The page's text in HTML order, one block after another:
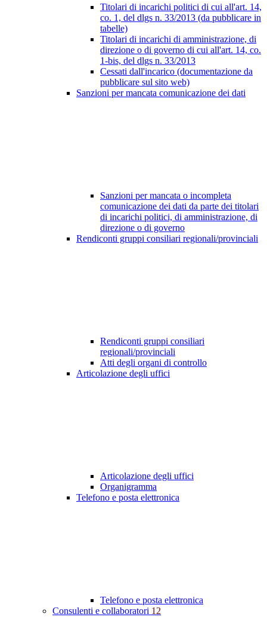
Titolari di incarichi politici di cui all'art. 14,
co. 1, del dlgs n. 33/2013 (da pubblicare in
tabelle)
Titolari di incarichi di amministrazione, di
direzione o di governo di cui all'art. 14, co.
1-bis, del dlgs n. 33/2013
Cessati dall'incarico (documentazione da
pubblicare sul sito web)
Sanzioni per mancata comunicazione dei dati
Sanzioni per mancata o incompleta
comunicazione dei dati da parte dei titolari
di incarichi politici, di amministrazione, di
direzione o di governo
Rendiconti gruppi consiliari regionali/provinciali
Rendiconti gruppi consiliari
regionali/provinciali
Atti degli organi di controllo
Articolazione degli uffici
Articolazione degli uffici
Organigramma
Telefono e posta elettronica
Telefono e posta elettronica
Consulenti e collaboratori 12